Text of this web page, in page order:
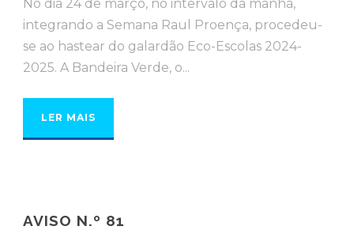
No dia 24 de março, no intervalo da manhã,
integrando a Semana Raul Proença, procedeu-
se ao hastear do galardão Eco-Escolas 2024-
2025. A Bandeira Verde, o...
LER MAIS
AVISO N.º 81